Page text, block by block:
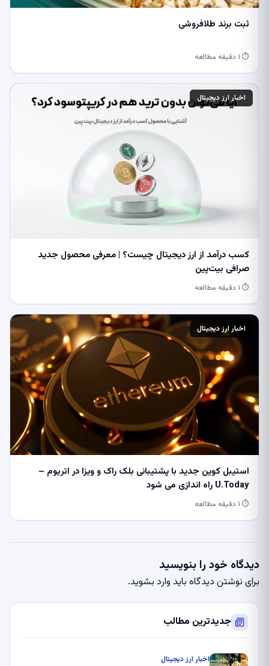
ثبت برند طلافروشی
⏱ ۱ دقیقه مطالعه
اخبار ارز دیجیتال
کسب درآمد از ارز دیجیتال چیست؟ | معرفی محصول جدید
صرافی بیت‌پین
⏱ ۱ دقیقه مطالعه
اخبار ارز دیجیتال
استیبل کوین جدید با پشتیبانی بلک راک و ویزا در اتریوم –
U.Today راه اندازی می شود
⏱ ۱ دقیقه مطالعه
دیدگاه خود را بنویسید
برای نوشتن دیدگاه باید وارد بشوید.
جدیدترین مطالب
اخبار ارز دیجیتال